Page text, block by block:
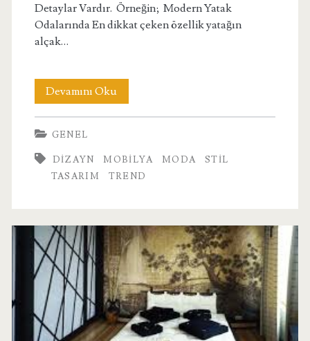
Detaylar Vardır. Örneğin; Modern Yatak
Odalarında En dikkat çeken özellik yatağın
alçak…
Devamını OkuYatak
Odası
GENEL
DIZAYN MOBILYA MODA
STIL
TASARIM
TREND